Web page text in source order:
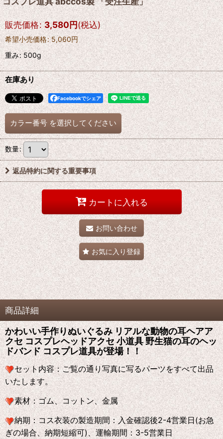
販売価格: 3,580円(税込)
希望小売価格: 5,060円
重み:500g
在庫あり
Facebookでシェア
カラー番号 を選択してください
数量:
返品特約に関する重要事項
カートに入れる
お問い合わせ
お気に入り登録
商品詳細
かわいい手作りぬいぐるみ リアルな動物の耳ヘアア
クセ コスプレヘッドアクセ 小道具 野生猫の耳のヘッ
ドバンド コスプレ道具が登場！！
セット内容：ご覧の通り写真に写るパーツをすべて出品
いたします。
素材：ゴム、コットン、金属
納期：コス衣装の製造期間：入金確認後2-4営業日(お急
ぎの場合、納期短縮可)、運輸期間：3-5営業日